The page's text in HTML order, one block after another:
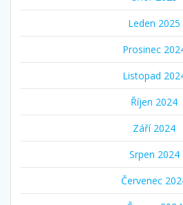
Leden 2025
Prosinec
Listopad
Říjen 2024
Září 2024
Srpen 2024
Červenec